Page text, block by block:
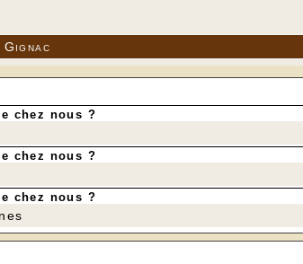
chez nous ?
chez nous ?
chez nous ?